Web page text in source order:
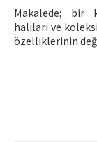
Makalede; bir
halıları ve
özelliklerinin